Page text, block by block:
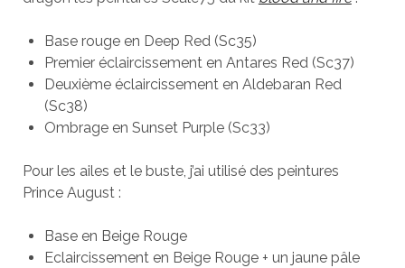
Base rouge en Deep Red (Sc35)
Premier éclaircissement en Antares Red (Sc37)
Deuxième éclaircissement en Aldebaran Red
(Sc38)
Ombrage en Sunset Purple (Sc33)
Pour les ailes et le buste, j’ai utilisé des peintures
Prince August :
Base en Beige Rouge
Eclaircissement en Beige Rouge + un jaune pâle